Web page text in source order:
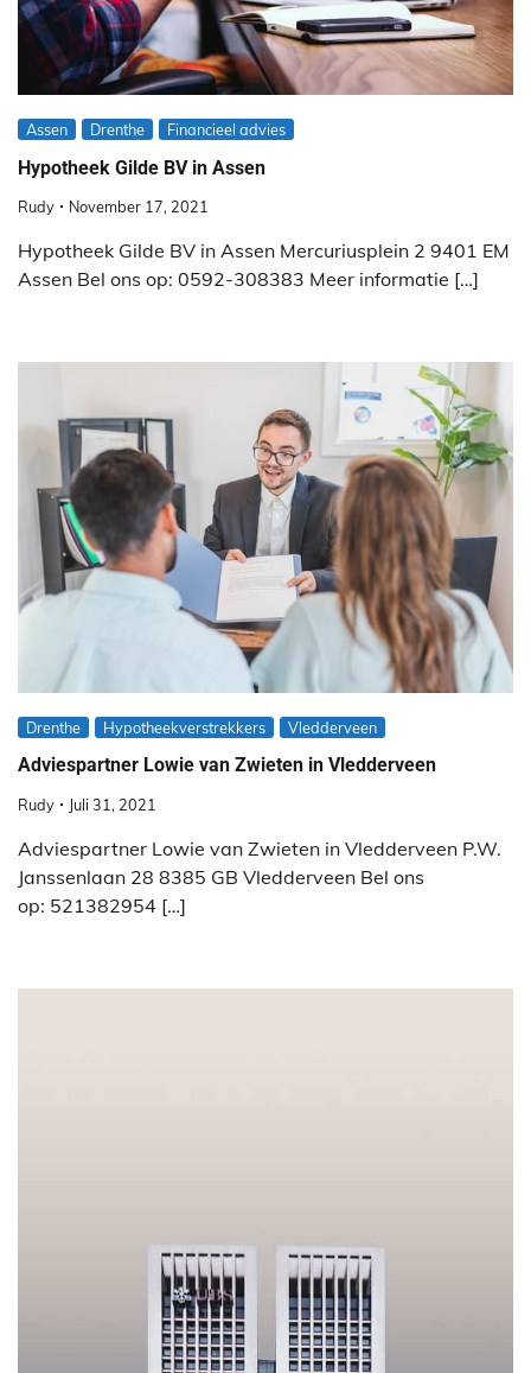
Assen Drenthe Financieel advies
Hypotheek Gilde BV in Assen
Rudy November 17, 2021
Hypotheek Gilde BV in Assen Mercuriusplein 2 9401 EM
Assen Bel ons op: 0592-308383 Meer informatie […]
Drenthe Hypotheekverstrekkers Vledderveen
Adviespartner Lowie van Zwieten in Vledderveen
Rudy Juli 31, 2021
Adviespartner Lowie van Zwieten in Vledderveen P.W.
Janssenlaan 28 8385 GB Vledderveen Bel ons
op: 521382954 […]